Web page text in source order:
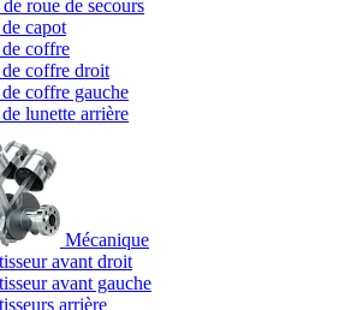
roue de secours
capot
coffre
coffre droit
coffre gauche
lunette arrière
Mécanique
avant droit
avant gauche
arrière